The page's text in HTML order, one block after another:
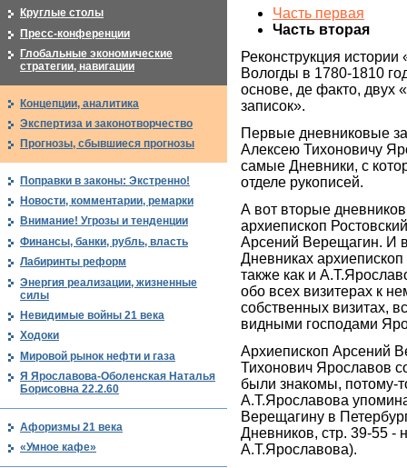
Часть первая
Часть вторая
Реконструкция
Вологды в 1780-1810
основе, де факто, двух
записок».
Первые дневниковые
Алексею Тихоновичу
самые Дневники, с
отделе рукописей.
А вот вторые
архиепископ
Арсений Верещагин. И
Дневниках
также как и
обо всех визитерах к
собственных визитах,
видными господами
Архиепископ Арсений
Тихонович Ярославов
были знакомы, потому-
А.Т.Ярославова
Верещагину в
Дневников, стр. 39-55 -
А.Т.Ярославова).
Круглые столы
Пресс-конференции
Глобальные экономические
стратегии, навигации
Концепции, аналитика
Экспертиза и законотворчество
Прогнозы, сбывшиеся прогнозы
Поправки в законы: Экстренно!
Новости, комментарии, ремарки
Внимание! Угрозы и тенденции
Финансы, банки, рубль, власть
Лабиринты реформ
Энергия реализации, жизненные
силы
Невидимые войны 21 века
Ходоки
Мировой рынок нефти и газа
Я Ярославова-Оболенская Наталья
Борисовна 22.2.60
Афоризмы 21 века
«Умное кафе»